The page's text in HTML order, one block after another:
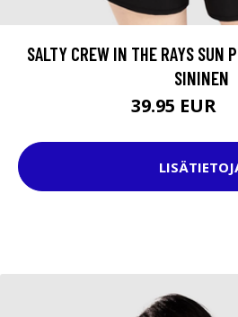
SALTY CREW IN THE RAYS SUN
SININEN
39.95 EUR